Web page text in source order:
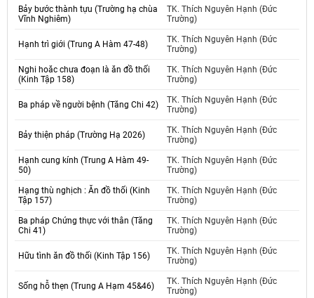
Bảy bước thành tựu (Trường hạ chùa
Vĩnh Nghiêm)
TK. Thích Nguyên Hạnh (Đức
Trường)
Hạnh trì giới (Trung A Hàm 47-48)
TK. Thích Nguyên Hạnh (Đức
Trường)
Nghi hoăc chưa đoạn là ăn đồ thối
(Kinh Tập 158)
TK. Thích Nguyên Hạnh (Đức
Trường)
Ba pháp về người bệnh (Tăng Chi 42)
TK. Thích Nguyên Hạnh (Đức
Trường)
Bảy thiện pháp (Trường Hạ 2026)
TK. Thích Nguyên Hạnh (Đức
Trường)
Hạnh cung kính (Trung A Hàm 49-
50)
TK. Thích Nguyên Hạnh (Đức
Trường)
Hạng thù nghịch : Ăn đồ thối (Kinh
Tập 157)
TK. Thích Nguyên Hạnh (Đức
Trường)
Ba pháp Chứng thực với thân (Tăng
Chi 41)
TK. Thích Nguyên Hạnh (Đức
Trường)
Hữu tình ăn đồ thối (Kinh Tập 156)
TK. Thích Nguyên Hạnh (Đức
Trường)
Sống hỗ thẹn (Trung A Hạm 45&46)
TK. Thích Nguyên Hạnh (Đức
Trường)